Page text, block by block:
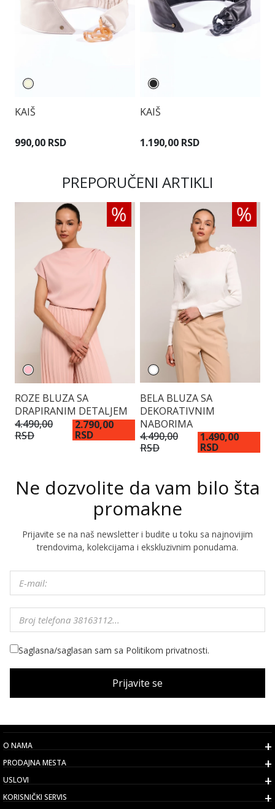
KAIŠ
990,00 RSD
KAIŠ
1.190,00 RSD
PREPORUČENI ARTIKLI
ROZE BLUZA SA
DRAPIRANIM DETALJEM
4.490,00
RSD
2.790,00
RSD
BELA BLUZA SA
DEKORATIVNIM
NABORIMA
4.490,00
RSD
1.490,00
RSD
Ne dozvolite da vam bilo šta
promakne
Prijavite se na naš newsletter i budite u toku sa najnovijim
trendovima, kolekcijama i ekskluzivnim ponudama.
Saglasna/saglasan sam sa Politikom privatnosti.
Prijavite se
O NAMA
PRODAJNA MESTA
USLOVI
KORISNIČKI SERVIS